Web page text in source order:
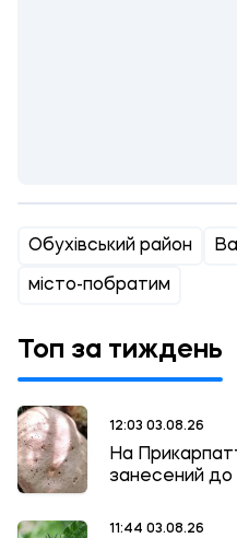
Обухівський район
місто-побратим
Топ за тиждень
12:03 03.08.26
На
занесений до
11:44 03.08.26